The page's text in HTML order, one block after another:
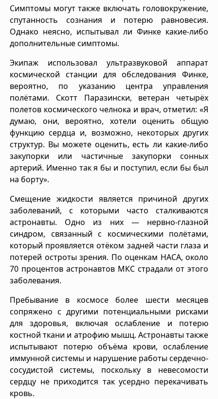
Симптомы могут также включать головокружение,
спутанность сознания и потерю равновесия.
Однако неясно, испытывал ли Финке какие-либо
дополнительные симптомы.
Экипаж использовал ультразвуковой аппарат
космической станции для обследования Финке,
вероятно, по указанию центра управления
полётами. Скотт Паразински, ветеран четырёх
полетов космического челнока и врач, отметил: «Я
думаю, они, вероятно, хотели оценить общую
функцию сердца и, возможно, некоторых других
структур. Вы можете оценить, есть ли какие-либо
закупорки или частичные закупорки сонных
артерий. Именно так я бы и поступил, если бы был
на борту».
Смещение жидкости является причиной других
заболеваний, с которыми часто сталкиваются
астронавты. Одно из них — нервно-глазной
синдром, связанный с космическими полётами,
который проявляется отёком задней части глаза и
потерей остроты зрения. По оценкам НАСА, около
70 процентов астронавтов МКС страдали от этого
заболевания.
Пребывание в космосе более шести месяцев
сопряжено с другими потенциальными рисками
для здоровья, включая ослабление и потерю
костной ткани и атрофию мышц. Астронавты также
испытывают потерю объёма крови, ослабление
иммунной системы и нарушение работы сердечно-
сосудистой системы, поскольку в невесомости
сердцу не приходится так усердно перекачивать
кровь.